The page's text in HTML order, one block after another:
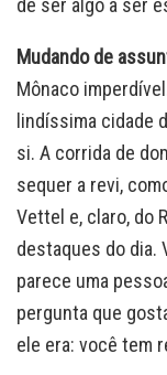
de ser algo a ser
Mudando de
Mônaco
lindíssima cidade
si. A corrida de
sequer a revi,
Vettel e, claro, do
destaques do dia.
parece uma
pergunta que
ele era: você tem